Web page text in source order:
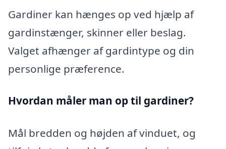
Gardiner kan hænges op ved hjælp af
gardinstænger, skinner eller beslag.
Valget afhænger af gardintype og din
personlige præference.
Hvordan måler man op til gardiner?
Mål bredden og højden af vinduet, og